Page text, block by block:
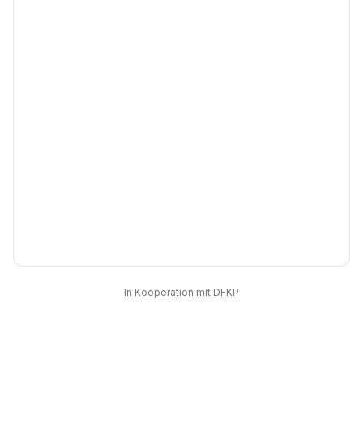
In Kooperation mit DFKP